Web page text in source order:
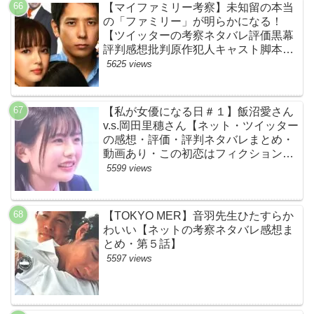
【マイファミリー考察】未知留の本当
の「ファミリー」が明らかになる！
【ツイッターの考察ネタバレ評価黒幕
評判感想批判原作犯人キャスト脚本あ
らすじ伏線まとめ】
5625 views
【私が女優になる日＃１】飯沼愛さん
v.s.岡田里穗さん【ネット・ツイッター
の感想・評価・評判ネタバレまとめ・
動画あり・この初恋はフィクションで
す・初恋Ｆ】
5599 views
【TOKYO MER】音羽先生ひたすらか
わいい【ネットの考察ネタバレ感想ま
とめ・第５話】
5597 views